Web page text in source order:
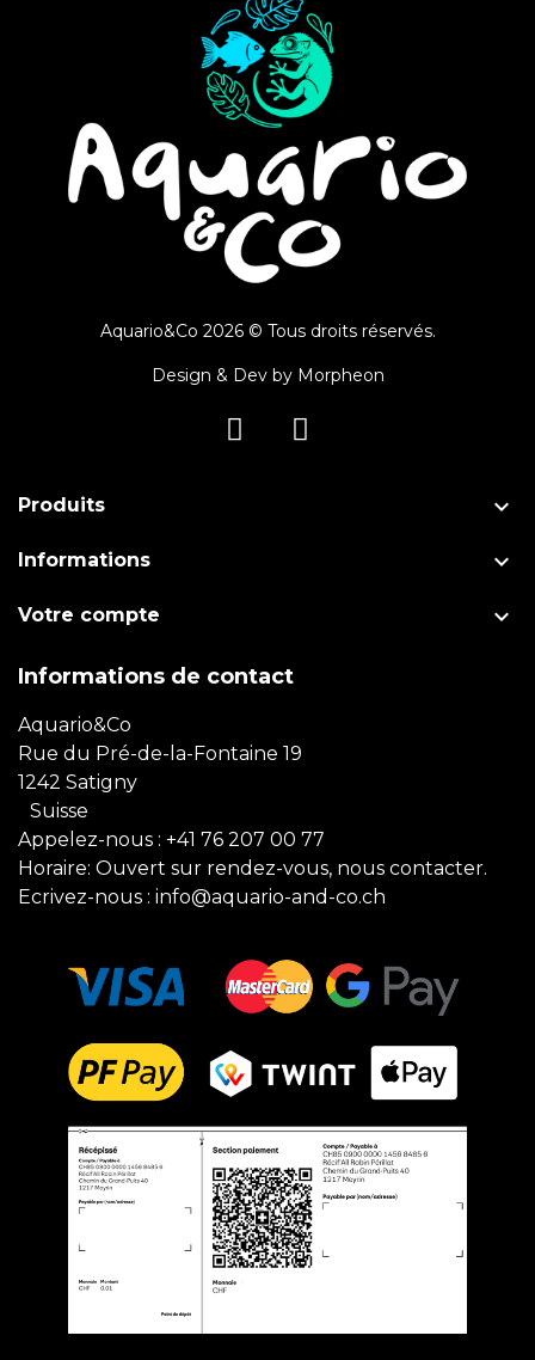
Aquario&Co 2026 © Tous droits réservés.
Design & Dev by Morpheon
Produits 
Informations 
Votre compte 
Informations de contact
Aquario&Co
Rue du Pré-de-la-Fontaine 19
1242 Satigny
Suisse
Appelez-nous : +41 76 207 00 77
Horaire: Ouvert sur rendez-vous, nous contacter.
Ecrivez-nous : info@aquario-and-co.ch